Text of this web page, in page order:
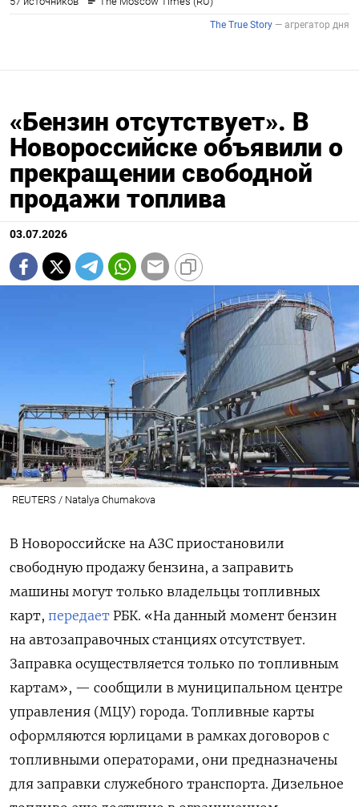
«Бензин отсутствует». В
Новороссийске объявили о
прекращении свободной
продажи топлива
03.07.2026
REUTERS / Natalya Chumakova
В Новороссийске на АЗС приостановили
свободную продажу бензина, а заправить
машины могут только владельцы топливных
карт, передает РБК. «На данный момент бензин
на автозаправочных станциях отсутствует.
Заправка осуществляется только по топливным
картам», — сообщили в муниципальном центре
управления (МЦУ) города. Топливные карты
оформляются юрлицами в рамках договоров с
топливными операторами, они предназначены
для заправки служебного транспорта. Дизельное